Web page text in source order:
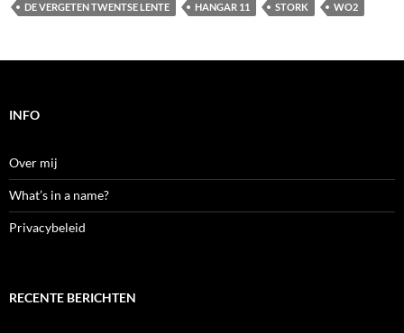
DE VERGETEN TWENTSE LENTE
HANGAR 11 STORK WO2
INFO
Over mij
What’s in a name?
Privacybeleid
RECENTE BERICHTEN